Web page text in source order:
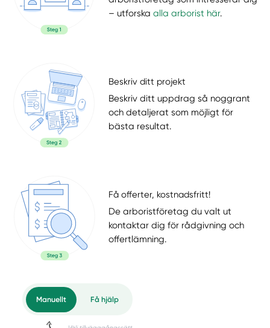
– utforskaalla arborist här.
Beskriv ditt projekt
Beskriv ditt uppdrag så noggrant
och detaljerat som möjligt för
bästa resultat.
Få offerter, kostnadsfritt!
De arboristföretag du valt ut
kontaktar dig för rådgivning och
offertlämning.